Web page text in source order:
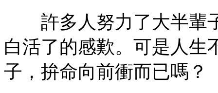
許多人努力了大半輩
白活了的感歎。可是人生
子，拚命向前衝而已嗎？